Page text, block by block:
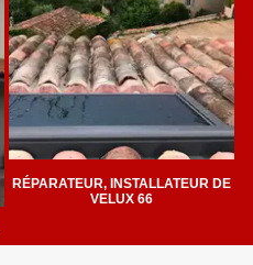
RÉPARATEUR, INSTALLATEUR DE
VELUX 66